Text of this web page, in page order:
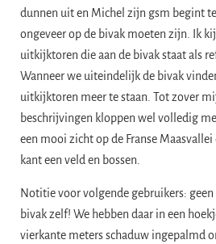
dunnen uit en Michel zijn gsm begint
ongeveer op de bivak moeten zijn. Ik
uitkijktoren die aan de bivak staat als
Wanneer we uiteindelijk de bivak
uitkijktoren meer te staan. Tot zover
beschrijvingen kloppen wel volledig
een mooi zicht op de Franse Maasvallei
kant een veld en bossen.
Notitie voor volgende gebruikers: geen
bivak zelf! We hebben daar in een
vierkante meters schaduw ingepalmd